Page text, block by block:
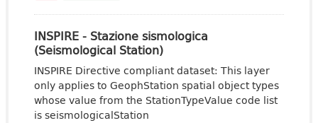
INSPIRE - Stazione sismologica
(Seismological Station)
INSPIRE Directive compliant dataset: This layer
only applies to GeophStation spatial object types
whose value from the StationTypeValue code list
is seismologicalStation